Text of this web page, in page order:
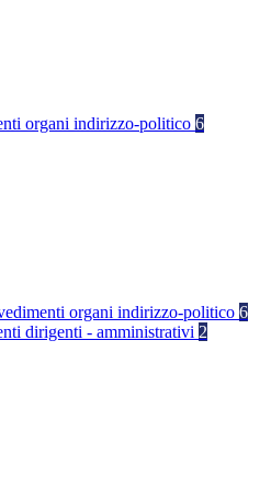
organi indirizzo-politico 6
organi indirizzo-politico 6
dirigenti - amministrativi 2